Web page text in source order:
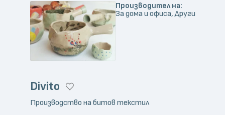
Производител на:
За дома и офиса, Други
Divito
Производство на битов текстил